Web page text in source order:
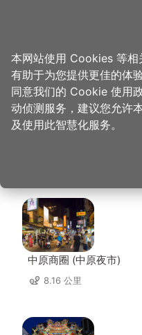
首页 > 想去的地方 > 住宿 > 蜜
蜜月世纪
周边景点
中原商圈 (中原夜市)
8.16 公里
本网站使用 Cookies 等相
有助于为您提供更佳的体
同意我们的 Cookie 使用
动侦测服务，建议您允许
及使用此智慧化服务。